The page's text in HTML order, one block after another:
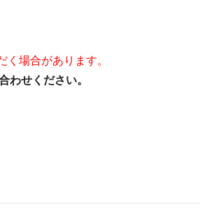
場合があります。
わせください。